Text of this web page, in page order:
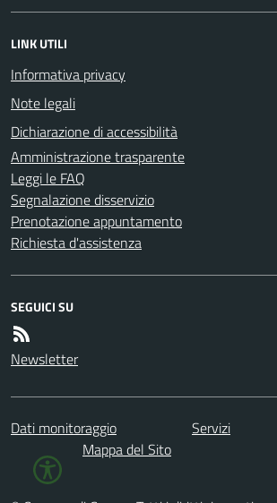
LINK UTILI
Informativa privacy
Note legali
Dichiarazione di accessibilità
Amministrazione trasparente
Leggi le FAQ
Segnalazione disservizio
Prenotazione appuntamento
Richiesta d'assistenza
SEGUICI SU
Newsletter
Dati monitoraggio Servizi
Mappa del Sito